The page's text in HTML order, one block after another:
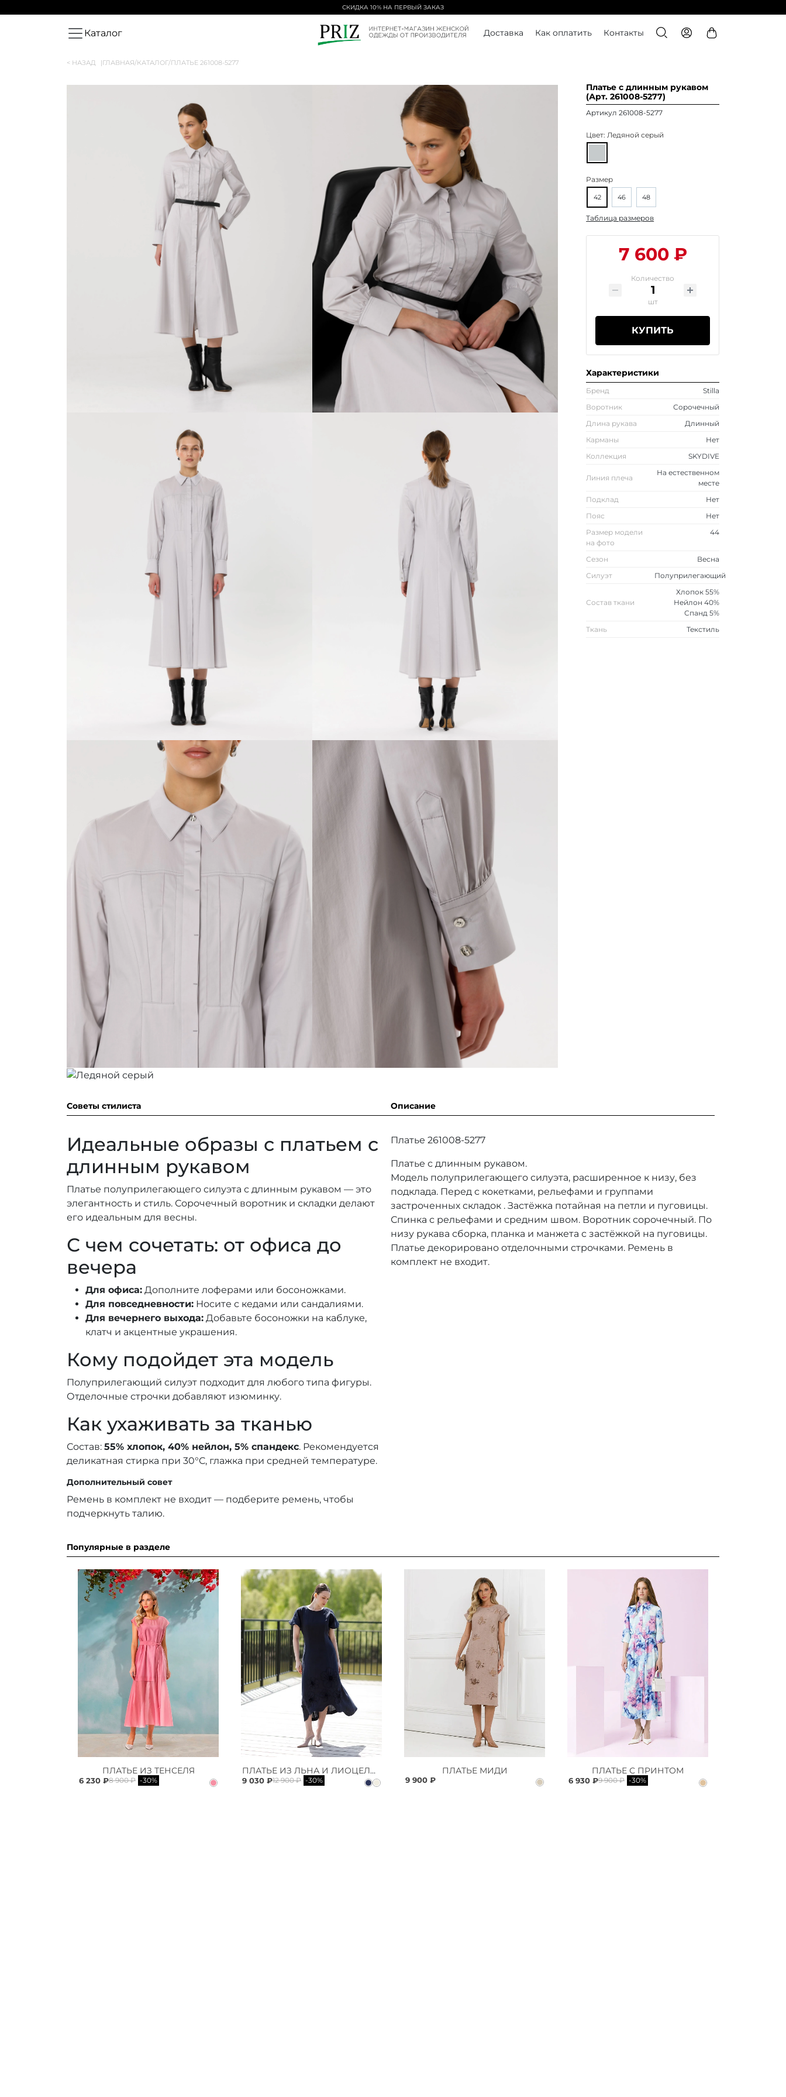
СКИДКА 10% НА ПЕРВЫЙ ЗАКАЗ
Каталог Доставка Как оплатить Контакты
< НАЗАД |ГЛАВНАЯ/КАТАЛОГ/ПЛАТЬЕ 261008-5277
Платье с длинным рукавом
(Арт. 261008-5277)
Артикул 261008-5277
Цвет:Ледяной серый
Размер
42 46 48
Таблица размеров
7 600 ₽
Количество
шт
КУПИТЬ
Характеристики
Бренд
Stilla
Воротник
Сорочечный
Длина рукава
Длинный
Карманы
Нет
Коллекция
SKYDIVE
Линия плеча
На естественном
месте
Подклад
Нет
Пояс
Нет
Размер модели
на фото
44
Сезон
Весна
Силуэт
Полуприлегающий
Состав ткани
Хлопок 55%
Нейлон 40%
Спанд 5%
Ткань
Текстиль
Советы стилиста
Идеальные образы с платьем с
длинным рукавом
Платье полуприлегающего силуэта с длинным рукавом — это
элегантность и стиль. Сорочечный воротник и складки делают
его идеальным для весны.
С чем сочетать: от офиса до
вечера
Для офиса: Дополните лоферами или босоножками.
Для повседневности: Носите с кедами или сандалиями.
Для вечернего выхода: Добавьте босоножки на каблуке,
клатч и акцентные украшения.
Кому подойдет эта модель
Полуприлегающий силуэт подходит для любого типа фигуры.
Отделочные строчки добавляют изюминку.
Как ухаживать за тканью
Состав: 55% хлопок, 40% нейлон, 5% спандекс. Рекомендуется
деликатная стирка при 30°C, глажка при средней температуре.
Дополнительный совет
Ремень в комплект не входит — подберите ремень, чтобы
подчеркнуть талию.
Описание
Платье 261008-5277
Платье с длинным рукавом.
Модель полуприлегающего силуэта, расширенное к низу, без
подклада. Перед с кокетками, рельефами и группами
застроченных складок . Застёжка потайная на петли и пуговицы.
Спинка с рельефами и средним швом. Воротник сорочечный. По
низу рукава сборка, планка и манжета с застёжкой на пуговицы.
Платье декорировано отделочными строчками. Ремень в
комплект не входит.
Популярные в разделе
ПЛАТЬЕ ИЗ ТЕНСЕЛЯ
6 230 ₽8 900 ₽ -30%
ПЛАТЬЕ ИЗ ЛЬНА И ЛИОЦЕЛЛА
9 030 ₽12 900 ₽ -30%
ПЛАТЬЕ МИДИ
9 900 ₽
ПЛАТЬЕ С ПРИНТОМ
6 930 ₽9 900 ₽ -30%